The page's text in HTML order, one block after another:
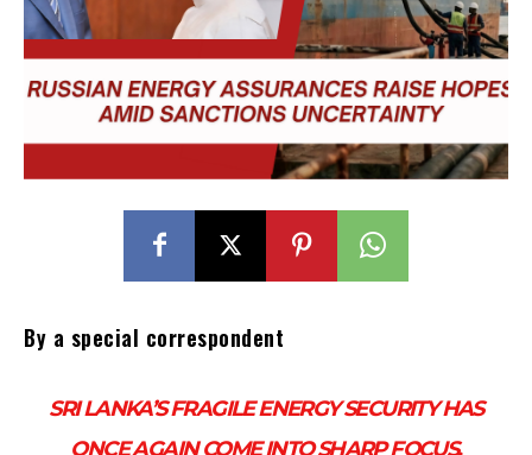
By a special correspondent
SRI LANKA’S FRAGILE ENERGY SECURITY HAS
ONCE AGAIN COME INTO SHARP FOCUS,